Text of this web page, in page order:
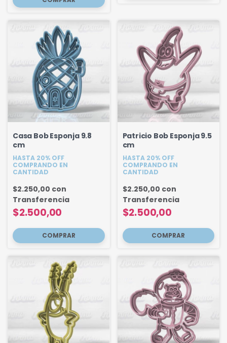
Casa Bob Esponja 9.8
cm
HASTA 20% OFF
COMPRANDO EN
CANTIDAD
$2.500,00
$2.250,00 con
Transferencia
Patricio Bob Esponja 9.5
cm
HASTA 20% OFF
COMPRANDO EN
CANTIDAD
$2.500,00
$2.250,00 con
Transferencia